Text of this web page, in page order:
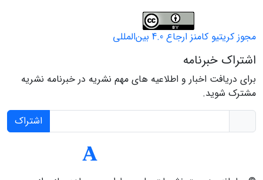
مجوز کریتیو کامنز ارجاع 4.0 بین‌المللی
اشتراک خبرنامه
برای دریافت اخبار و اطلاعیه های مهم نشریه در خبرنامه نشریه
مشترک شوید.
اشتراک